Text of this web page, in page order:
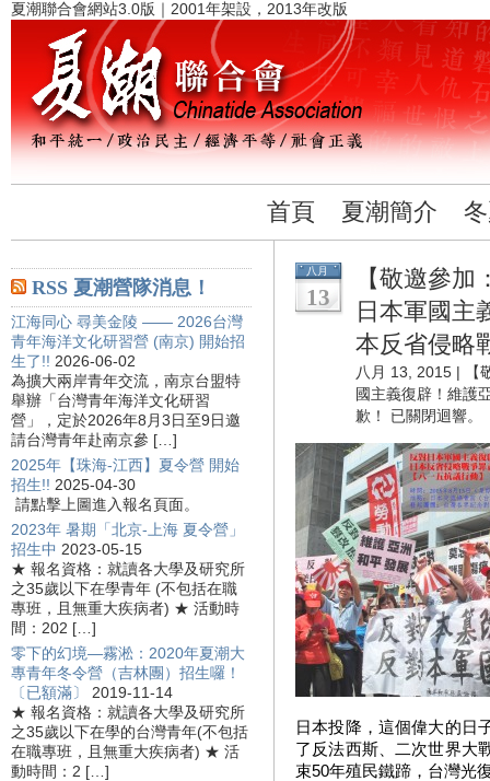
夏潮聯合會網站3.0版｜2001年架設，2013年改版
首頁 夏潮簡介
RSS 夏潮營隊消息！
江海同心 尋美金陵 —— 2026台灣
青年海洋文化研習營 (南京) 開始招
生了!! 2026-06-02
為擴大兩岸青年交流，南京台盟特
舉辦「台灣青年海洋文化研習
營」，定於2026年8月3日至9日邀
請台灣青年赴南京參 […]
2025年【珠海-江西】夏令營 開始
招生!! 2025-04-30
請點擊上圖進入報名頁面。
2023年 暑期「北京-上海 夏令營」
招生中 2023-05-15
★ 報名資格：就讀各大學及研究所
之35歲以下在學青年 (不包括在職
專班，且無重大疾病者) ★ 活動時
間：202 […]
零下的幻境—霧淞：2020年夏潮大
專青年冬令營（吉林團）招生囉！
〔已額滿〕
2019-11-14
★ 報名資格：就讀各大學及研究所
之35歲以下在學的台灣青年(不包括
在職專班，且無重大疾病者) ★ 活
動時間：2 […]
八月
13
【敬邀參
日本軍國主
本反省侵略
八月 13, 2015 |
國主義復辟！維護
歉！
已關閉迴響。
日本投降，這個偉大的日
了反法西斯、二次世界大
束50年殖民鐵蹄，台灣光